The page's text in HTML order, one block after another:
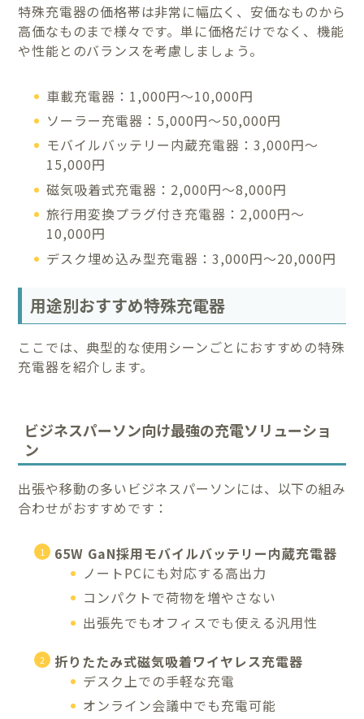
特殊充電器の価格帯は非常に幅広く、安価なものから
高価なものまで様々です。単に価格だけでなく、機能
や性能とのバランスを考慮しましょう。
車載充電器：1,000円〜10,000円
ソーラー充電器：5,000円〜50,000円
モバイルバッテリー内蔵充電器：3,000円〜
15,000円
磁気吸着式充電器：2,000円〜8,000円
旅行用変換プラグ付き充電器：2,000円〜
10,000円
デスク埋め込み型充電器：3,000円〜20,000円
用途別おすすめ特殊充電器
ここでは、典型的な使用シーンごとにおすすめの特殊
充電器を紹介します。
ビジネスパーソン向け最強の充電ソリューショ
ン
出張や移動の多いビジネスパーソンには、以下の組み
合わせがおすすめです：
65W GaN採用モバイルバッテリー内蔵充電器
ノートPCにも対応する高出力
コンパクトで荷物を増やさない
出張先でもオフィスでも使える汎用性
折りたたみ式磁気吸着ワイヤレス充電器
デスク上での手軽な充電
オンライン会議中でも充電可能